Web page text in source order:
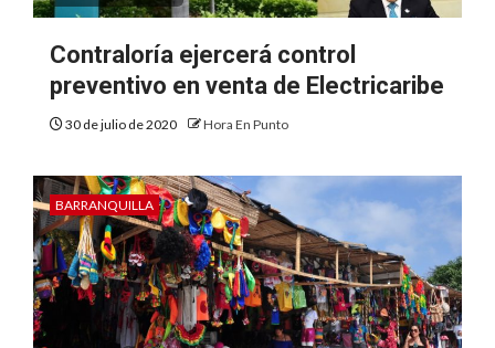
Contraloría ejercerá control
preventivo en venta de Electricaribe
30 de julio de 2020 Hora En Punto
BARRANQUILLA